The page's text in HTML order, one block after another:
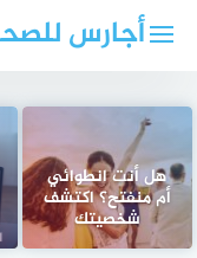
أجارس
هل أنت انطوائي
أم منفتح؟ اكتشف
شخصيتك